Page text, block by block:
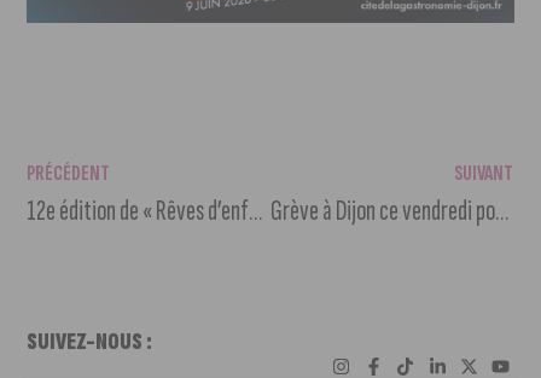
PRÉCÉDENT
12e édition de « Rêves d’enfants malades » à Dijon-Prenois
SUIVANT
Grève à Dijon ce vendredi pour les salaires et l’égalité femmes-hommes
SUIVEZ-NOUS :